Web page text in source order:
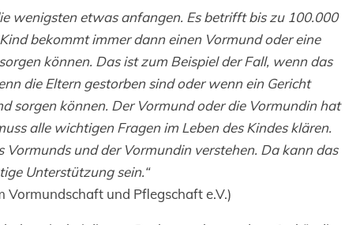
wenigsten etwas anfangen. Es betrifft bis zu 100.000
bekommt immer dann einen Vormund oder eine
können. Das ist zum Beispiel der Fall, wenn das
die Eltern gestorben sind oder wenn ein Gericht
sorgen können. Der Vormund oder die Vormundin hat
alle wichtigen Fragen im Leben des Kindes klären.
Vormunds und der Vormundin verstehen. Da kann das
Unterstützung sein.“
Vormundschaft und Pflegschaft e.V.)